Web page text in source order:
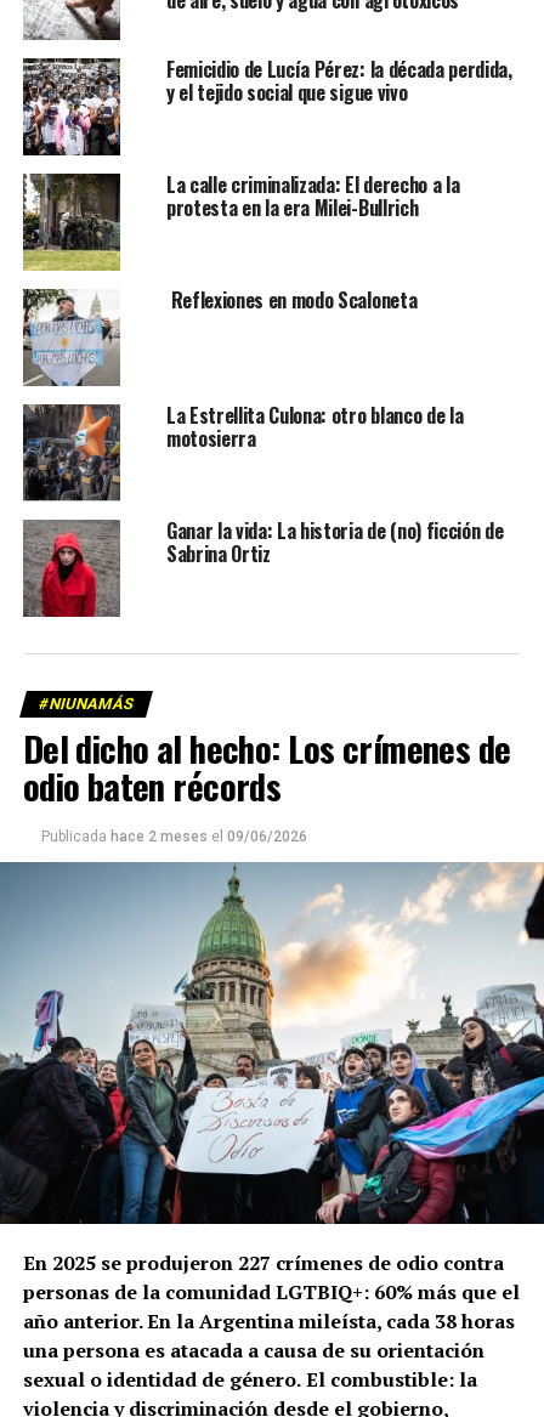
Femicidio de Lucía Pérez: la década perdida,
y el tejido social que sigue vivo
La calle criminalizada: El derecho a la
protesta en la era Milei-Bullrich
Reflexiones en modo Scaloneta
La Estrellita Culona: otro blanco de la
motosierra
Ganar la vida: La historia de (no) ficción de
Sabrina Ortiz
#NIUNAMÁS
Del dicho al hecho: Los crímenes de
odio baten récords
Publicada hace 2 meses el 09/06/2026
En 2025 se produjeron 227 crímenes de odio contra
personas de la comunidad LGTBIQ+: 60% más que el
año anterior. En la Argentina mileísta, cada 38 horas
una persona es atacada a causa de su orientación
sexual o identidad de género.El combustible: la
violencia y discriminación desde el gobierno,